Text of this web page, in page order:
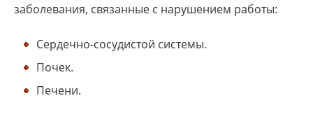
заболевания, связанные с нарушением работы:
Сердечно-сосудистой системы.
Почек.
Печени.